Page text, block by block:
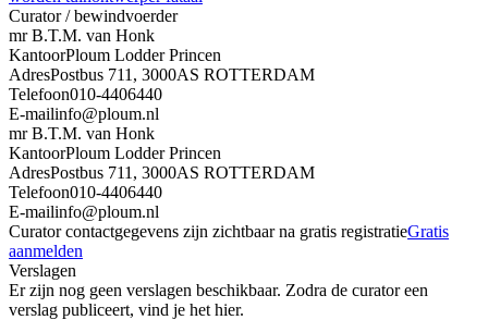
Curator / bewindvoerder
mr B.T.M. van Honk
KantoorPloum Lodder Princen
AdresPostbus 711, 3000AS ROTTERDAM
Telefoon010-4406440
E-mailinfo@ploum.nl
mr B.T.M. van Honk
KantoorPloum Lodder Princen
AdresPostbus 711, 3000AS ROTTERDAM
Telefoon010-4406440
E-mailinfo@ploum.nl
Curator contactgegevens zijn zichtbaar na gratis registratieGratis
aanmelden
Verslagen
Er zijn nog geen verslagen beschikbaar. Zodra de curator een
verslag publiceert, vind je het hier.